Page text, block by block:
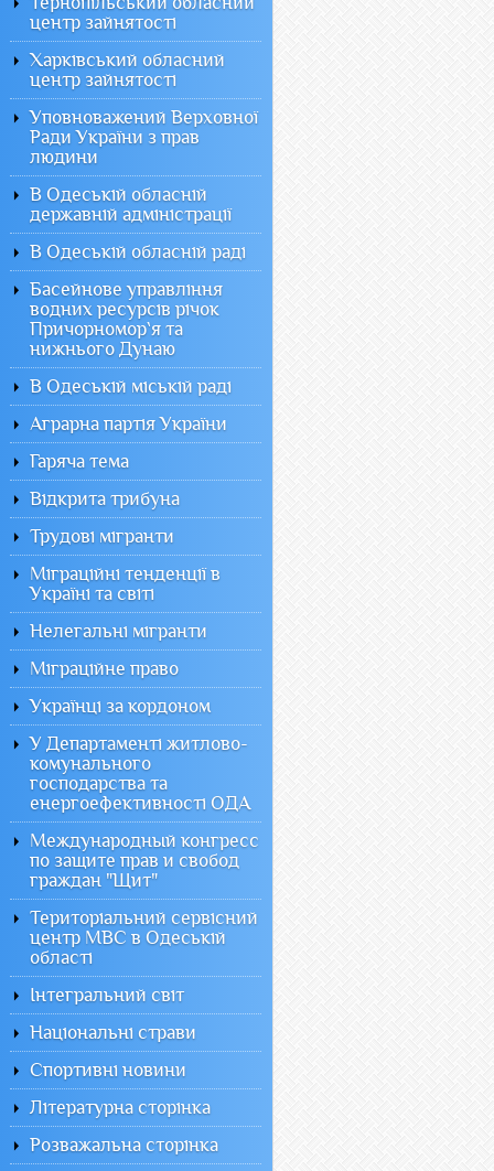
центр зайнятості
Харківський обласний
центр зайнятості
Уповноважений Верховної
Ради України з прав
людини
В Одеській обласній
державній адміністрації
В Одеській обласній раді
Басейнове управління
водних ресурсів річок
Причорномор`я та
нижнього Дунаю
В Одеській міській раді
Аграрна партія України
Гаряча тема
Відкрита трибуна
Трудові мігранти
Міграційні тенденції в
Україні та світі
Нелегальні мігранти
Міграційне право
Українці за кордоном
У Департаменті житлово-
комунального
господарства та
енергоефективності ОДА
Международный конгресс
по защите прав и свобод
граждан "Щит"
Територіальний сервісний
центр МВС в Одеській
області
Інтегральний світ
Національні страви
Спортивні новини
Літературна сторінка
Розважальна сторінка